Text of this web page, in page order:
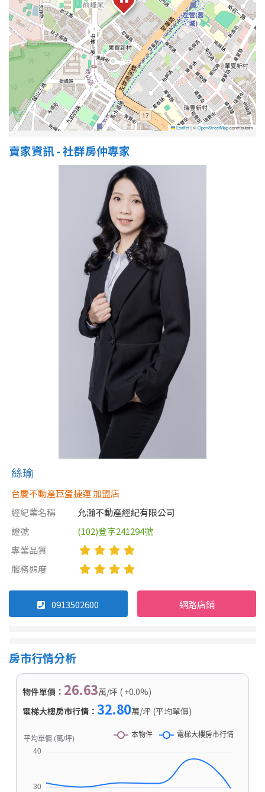
屋齡
不拘
5 年以下
5-10 年 10-20 年
20-30 年 30-40 年
40 年以上
Leaflet|©OpenStreetMapcontributors
賣家資訊 - 社群房仲專家
絲瑜
台慶不動產巨蛋捷運 加盟店
經紀業名稱
允瀚不動產經紀有限公司
證號
(102)登字241294號
專業品質
服務態度
0913502600 網路店鋪
房市行情分析
物件單價： 26.63萬/坪 ( +0.0%)
電梯大樓房市行情： 32.80萬/坪 (平均單價)